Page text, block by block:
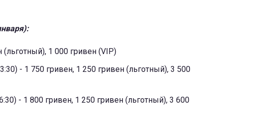
1 000 гривен (VIP)
- 1 750 гривен, 1 250 гривен (льготный), 3 500
- 1 800 гривен, 1 250 гривен (льготный), 3 600